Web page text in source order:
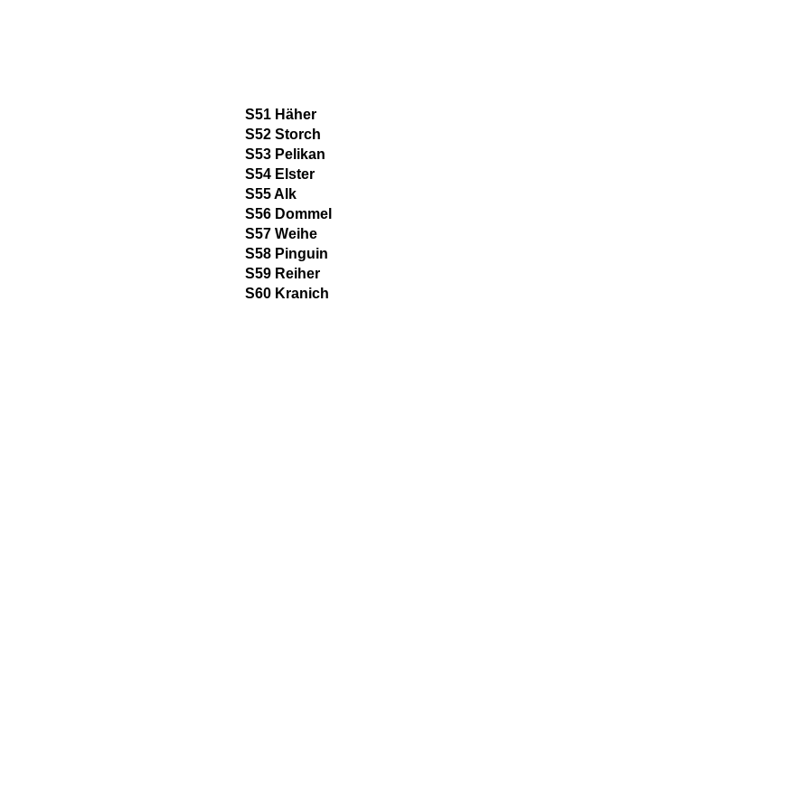
S51 Häher
S52 Storch
S53 Pelikan
S54 Elster
S55 Alk
S56 Dommel
S57 Weihe
S58 Pinguin
S59 Reiher
S60 Kranich